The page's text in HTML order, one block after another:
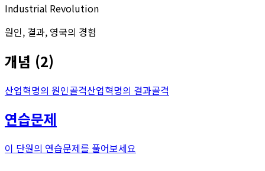
Industrial Revolution
원인, 결과, 영국의 경험
개념 (2)
산업혁명의 원인골격산업혁명의 결과골격
연습문제
이 단원의 연습문제를 풀어보세요